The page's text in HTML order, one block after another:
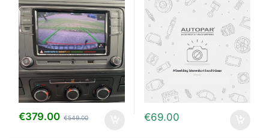
€379.00 €549.00 €69.00